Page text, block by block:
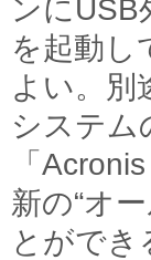
ンにUSB
を起動し
よい。別
システム
「
新の“オ
とができ